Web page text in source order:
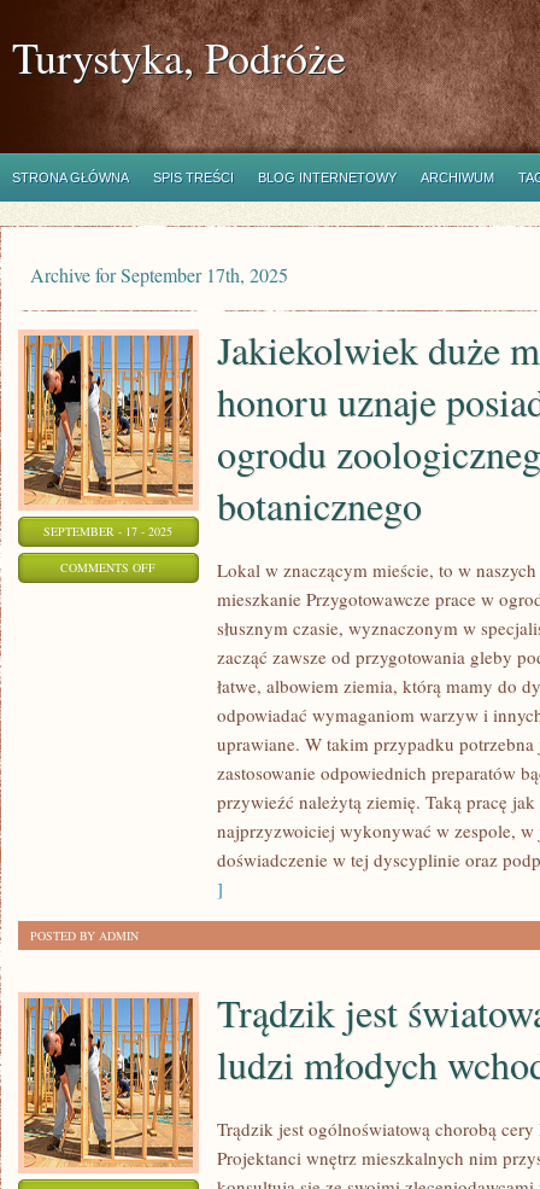
Turystyka, Podróże
STRONA GŁÓWNA SPIS TREŚCI BLOG INTERNETOWY ARCHIWUM
Archive for September 17th, 2025
SEPTEMBER - 17 - 2025
COMMENTS OFFON
JAKIEKOLWIEK
POSIADANIE
WŁASNEGO
ZOOLOGICZNEGO
Jakiekolwiek duże
honoru uznaje
ogrodu
botanicznego
Lokal w znaczącym mieście, to w
mieszkanie Przygotowawcze prace w
słusznym czasie, wyznaczonym w
zacząć zawsze od przygotowania gleby
łatwe, albowiem ziemia, którą mamy do
odpowiadać wymaganiom warzyw i
uprawiane. W takim przypadku
zastosowanie odpowiednich preparatów
przywieźć należytą ziemię. Taką pracę
najprzyzwoiciej wykonywać w zespole, w
doświadczenie w tej dyscyplinie oraz
]
POSTED BY ADMIN
Trądzik jest
ludzi młodych
Trądzik jest ogólnoświatową chorobą
Projektanci wnętrz mieszkalnych nim